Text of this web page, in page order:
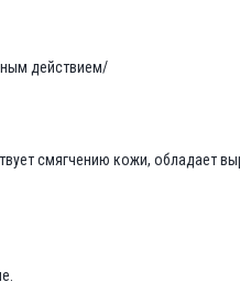
действием/
смягчению кожи, обладает